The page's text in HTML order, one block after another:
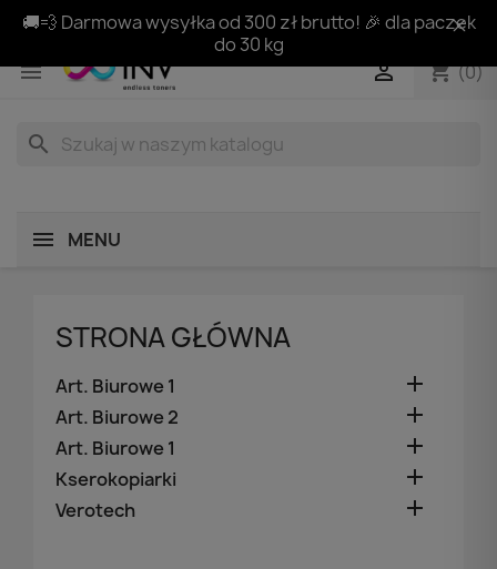
🚚💨 Darmowa wysyłka od 300 zł brutto! 🎉 dla paczek
do 30 kg
 shopping_cart(0)

search
MENU
STRONA GŁÓWNA
Art. Biurowe 1 
Art. Biurowe 2 
Art. Biurowe 1 
Kserokopiarki 
Verotech 